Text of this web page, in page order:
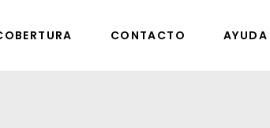
CONTACTO AYUDA